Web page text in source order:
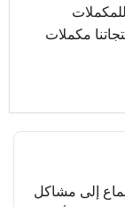
مكملات
إلى مشاكل